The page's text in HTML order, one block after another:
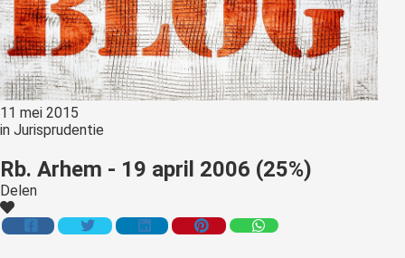
11 mei 2015
in Jurisprudentie
Rb. Arhem - 19 april 2006 (25%)
Delen